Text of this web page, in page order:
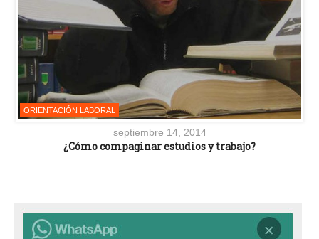
ORIENTACIÓN LABORAL
septiembre 14, 2014
¿Cómo compaginar estudios y trabajo?